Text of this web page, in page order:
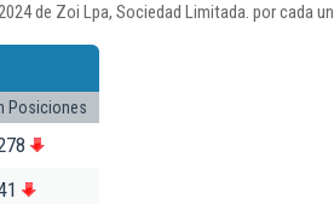
de Zoi Lpa, Sociedad Limitada. por cada
Posiciones